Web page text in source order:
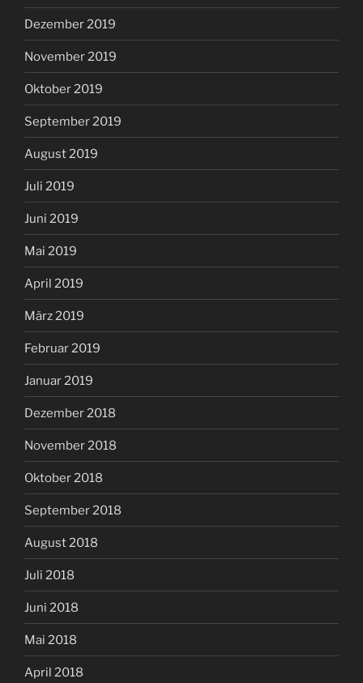
Dezember 2019
November 2019
Oktober 2019
September 2019
August 2019
Juli 2019
Juni 2019
Mai 2019
April 2019
März 2019
Februar 2019
Januar 2019
Dezember 2018
November 2018
Oktober 2018
September 2018
August 2018
Juli 2018
Juni 2018
Mai 2018
April 2018